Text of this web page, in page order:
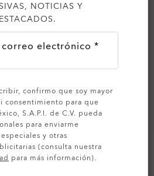
NOTICIAS Y
electrónico *
confirmo que soy mayor
consentimiento para que
S.A.P.I. de C.V. pueda
para enviarme
y otras
(consulta nuestra
para más información).